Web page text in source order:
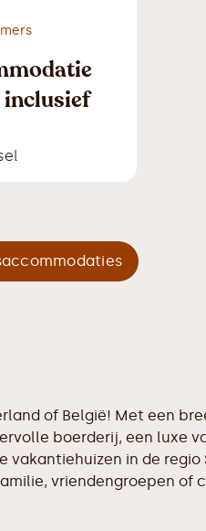
inclusief
of België! Met een
boerderij, een luxe
in de
vriendengroepen of